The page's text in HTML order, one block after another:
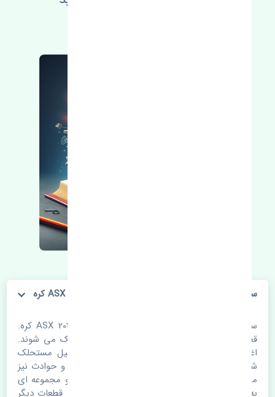
سیبک طبق جلو راست میتسوبیشی ASX 2012-2015 CTR کره
سیبک طبق جلو راست میتسوبیشی ASX 2012-2015 CTR کره.
قطعات خودرو با گذر زمان و طی مسافت مستحلک می شوند.
اغلب اوقات علت اصلی خرابی لوازم یدکی اتومبیل مستحلک
شدن قطعات می باشد. ولی دلایلی مثل تصادفات و حوادث نیز
می تواند عامل تعویض قطعات یدکی باشد. خودرو مجموعه ای
به هم پیوسته می باشد که هر قطعه روی قطعه یا قطعات دیگر